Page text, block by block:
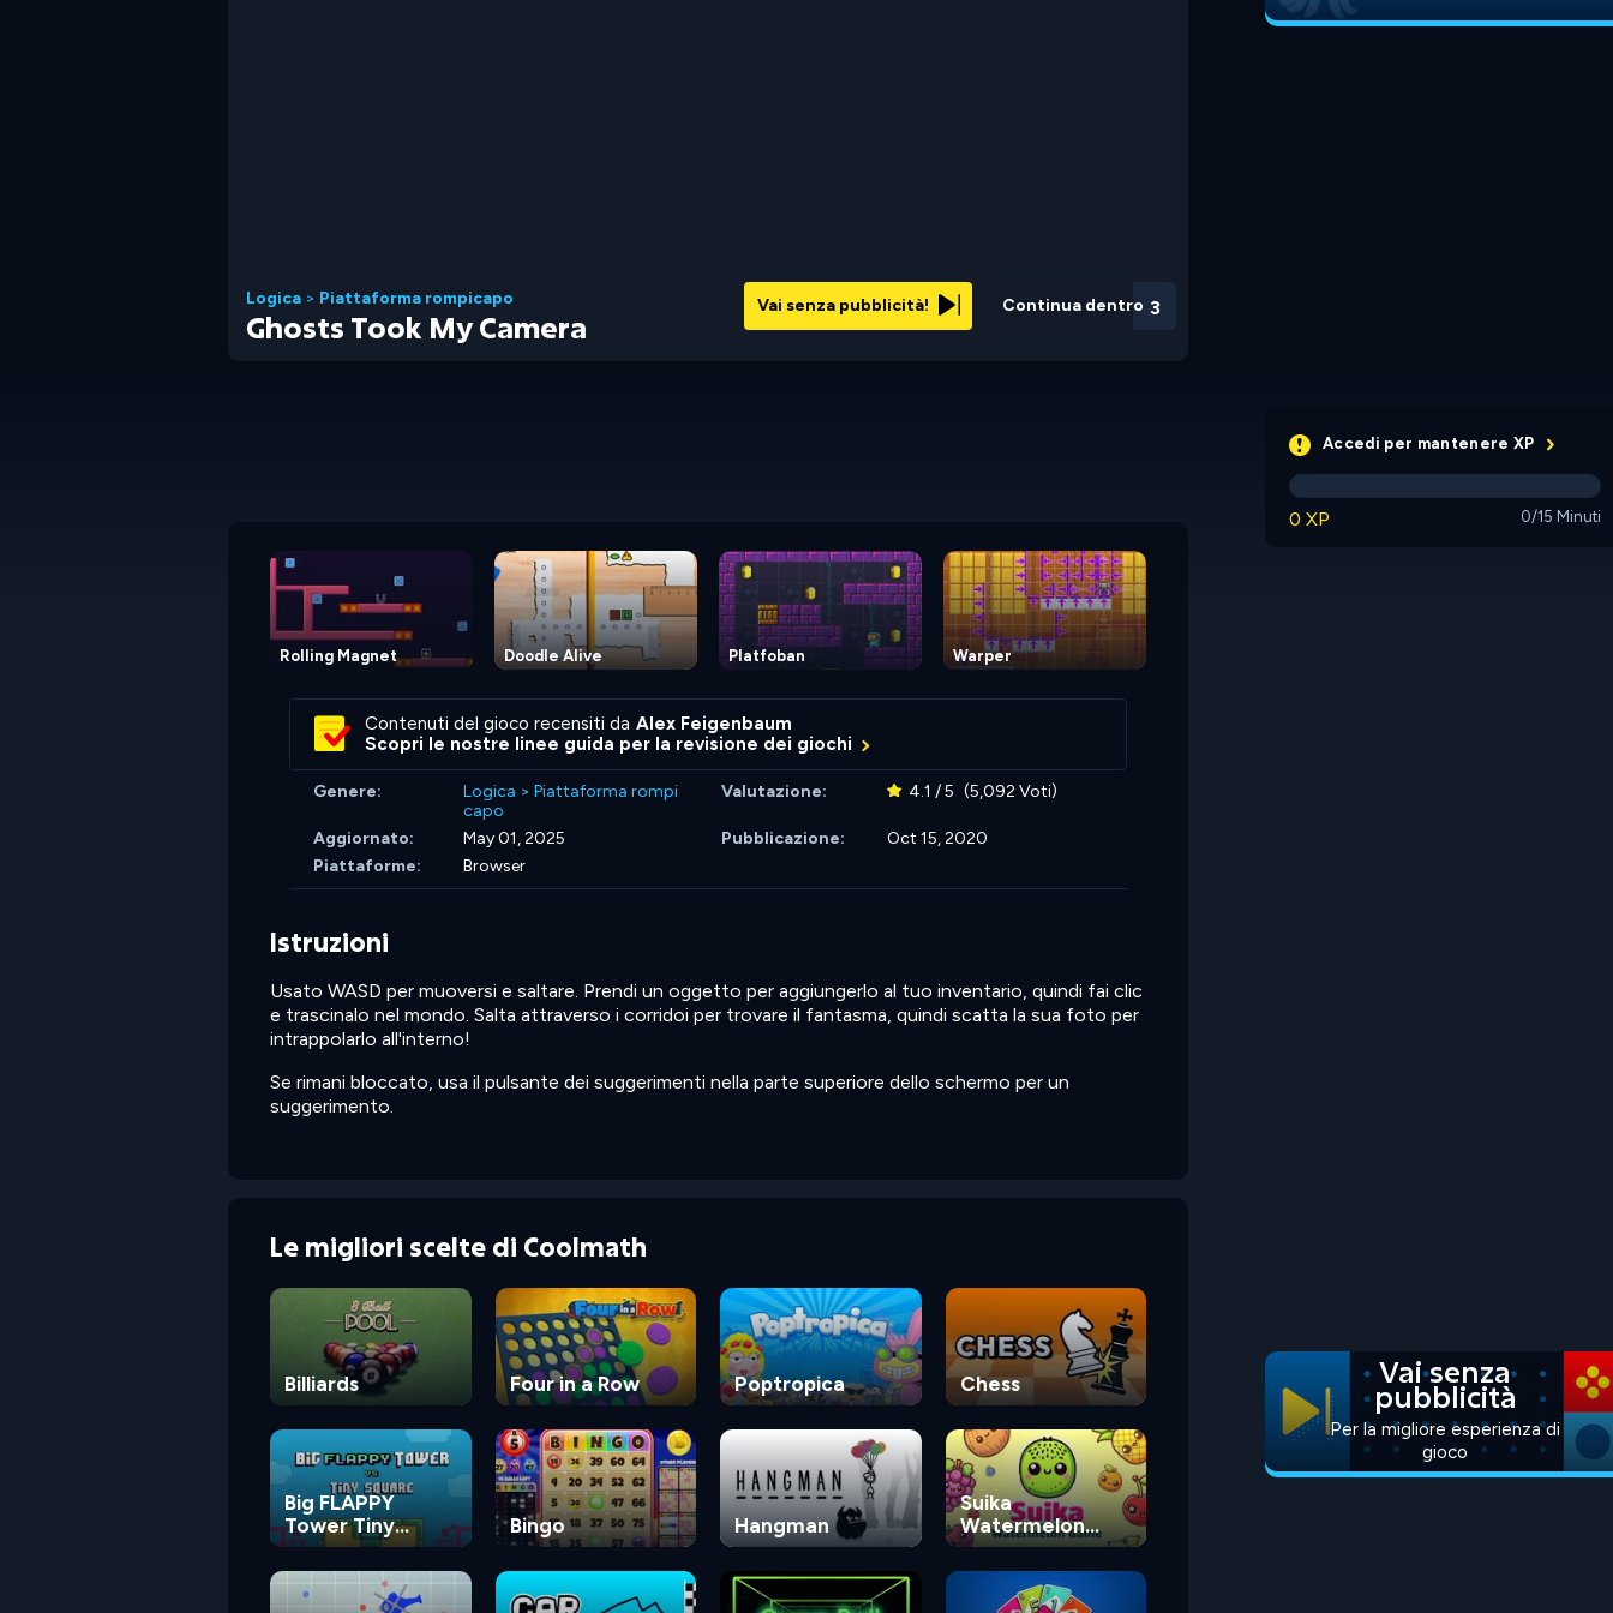
Continua dentro 3
Vai senza pubblicità!
Logica > Piattaforma rompicapo
Ghosts Took My Camera
Rolling Magnet Doodle Alive Platfoban Warper
Contenuti del gioco recensiti da Alex Feigenbaum
Scopri le nostre linee guida per la revisione dei giochi
Genere: Logica > Piattaforma rompi
capo
Valutazione: 4.1 / 5 (5,092 Voti)
Aggiornato: May 01, 2025 Pubblicazione:
Oct 15, 2020
Piattaforme:
Browser
Istruzioni
Usato WASD per muoversi e saltare. Prendi un oggetto per aggiungerlo al tuo inventario, quindi fai clic
e trascinalo nel mondo. Salta attraverso i corridoi per trovare il fantasma, quindi scatta la sua foto per
intrappolarlo all'interno!
Se rimani bloccato, usa il pulsante dei suggerimenti nella parte superiore dello schermo per un
suggerimento.
Le migliori scelte di Coolmath
Billiards Four in a Row Poptropica Chess
Big FLAPPY
Tower Tiny
Square
Bingo Hangman
Suika
Watermelon
Game
Accedi per mantenere XP
0 XP 0/15 Minuti
Vai senza
pubblicità
Per la migliore esperienza di
gioco